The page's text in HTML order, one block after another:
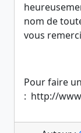
nom de
vous
Pour faire
: http://